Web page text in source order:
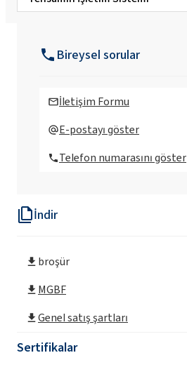
İndir
broşür
MGBF
Genel satış şartları
Sertifikalar
Tensamin EC
Bireysel sorular
İletişim Formu
E-postayı göster
Telefon numarasını göster